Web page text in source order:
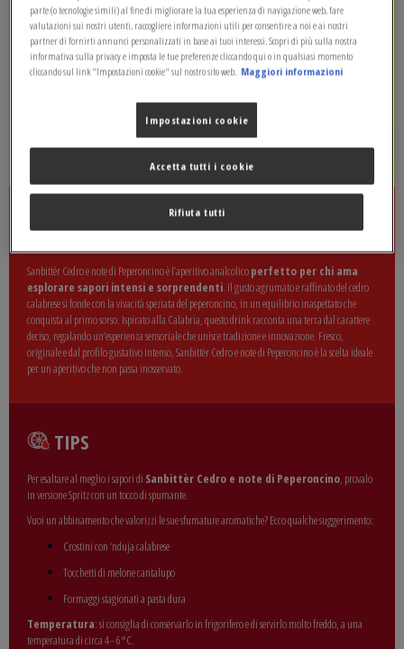
SANBITTÈR CEDRO E NOTE DI PEPERONCINO
Sanbittèr Cedro e note di Peperoncino è l’aperitivo analcolicoperfetto per chi ama
esplorare sapori intensi e sorprendenti. Il gusto agrumato e raffinato del cedro
calabrese si fonde con la vivacità speziata del peperoncino, in un equilibrio inaspettato che
conquista al primo sorso. Ispirato alla Calabria, questo drink racconta una terra dal carattere
deciso, regalando un’esperienza sensoriale che unisce tradizione e innovazione. Fresco,
originale e dal profilo gustativo intenso, Sanbittèr Cedro e note di Peperoncino è la scelta ideale
per un aperitivo che non passa inosservato.
TIPS
Per esaltare al meglio i sapori di Sanbittèr Cedro e note di Peperoncino, provalo
in versione Spritz con un tocco di spumante.
Vuoi un abbinamento che valorizzi le sue sfumature aromatiche? Ecco qualche suggerimento:
Crostini con ‘nduja calabrese
Tocchetti di melone cantalupo
Formaggi stagionati a pasta dura
Temperatura: si consiglia di conservarlo in frigorifero e di servirlo molto freddo, a una
temperatura di circa 4–6 °C.
parte (o tecnologie simili) al fine di migliorare la tua esperienza di navigazione web, fare
valutazioni sui nostri utenti, raccogliere informazioni utili per consentire a noi e ai nostri
partner di fornirti annunci personalizzati in base ai tuoi interessi. Scopri di più sulla nostra
informativa sulla privacy e imposta le tue preferenze cliccando qui o in qualsiasi momento
cliccando sul link "Impostazioni cookie" sul nostro sito web. Maggiori informazioni
Impostazioni cookie
Rifiuta tutti
Accetta tutti i cookie